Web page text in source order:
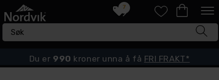
7
Du er 990 kroner unna å få FRI FRAKT*